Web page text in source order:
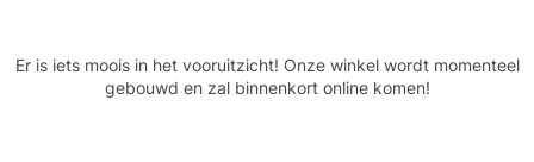
Er is iets moois in het vooruitzicht! Onze winkel wordt momenteel
gebouwd en zal binnenkort online komen!